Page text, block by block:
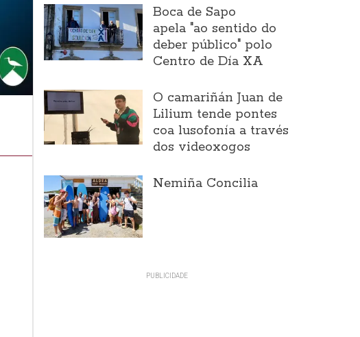
Boca de Sapo
apela "ao sentido do
deber público" polo
Centro de Día XA
O camariñán Juan de
Lilium tende pontes
coa lusofonía a través
dos videoxogos
Nemiña Concilia